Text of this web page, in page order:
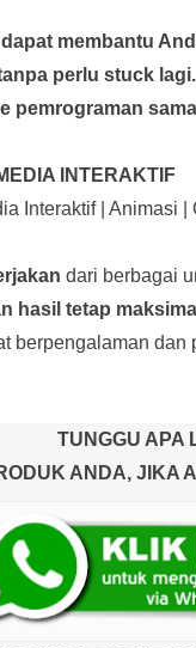
membantu
perlu stuck
pemrograman
INTERAKTIF
Interaktif | Animasi
dari berbagai
hasil tetap
berpengalaman
TUNGGU APA
ANDA, JIKA